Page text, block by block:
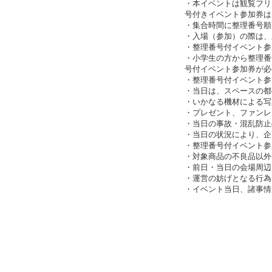
・本イベントは観覧フ
号付きイベント参加券
・集合時間に整理番号
・入場（参加）の際は
・整理番号付イベント
・小学生の方から整理
号付イベント参加券が
・整理番号付イベント
・当日は、スペースの
・いかなる機材による
・プレゼント、ファン
・当日の事故・混乱防
・当日の状況により、
・整理番号付イベント
・対象商品の不良品以
・前日・当日の会場周
・運営の妨げとなる行
・イベント当日、諸事